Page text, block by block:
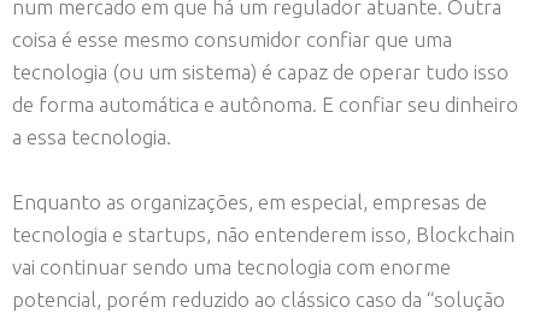
num mercado em que há um regulador atuante. Outra
coisa é esse mesmo consumidor confiar que uma
tecnologia (ou um sistema) é capaz de operar tudo isso
de forma automática e autônoma. E confiar seu dinheiro
a essa tecnologia.
Enquanto as organizações, em especial, empresas de
tecnologia e startups, não entenderem isso, Blockchain
vai continuar sendo uma tecnologia com enorme
potencial, porém reduzido ao clássico caso da “solução